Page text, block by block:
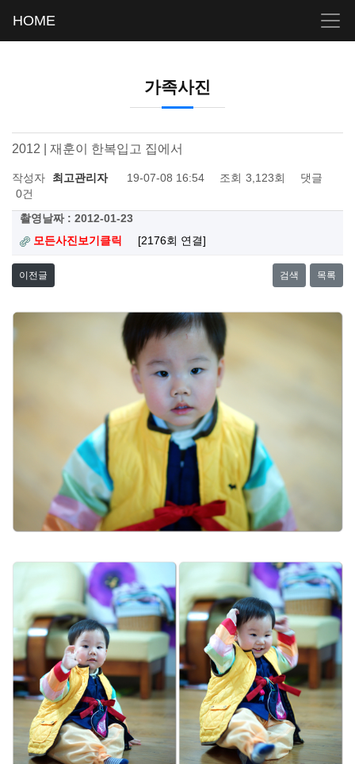
HOME
가족사진
2012 | 재훈이 한복입고 집에서
작성자 최고관리자 19-07-08 16:54 조회 3,123회
댓글
0건
촬영날짜 : 2012-01-23
모든사진보기클릭
[2176회 연결]
이전글 검색 목록